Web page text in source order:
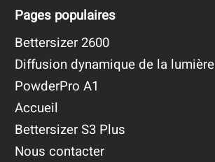
Pages populaires
Bettersizer 2600
Diffusion dynamique de la lumière
PowderPro A1
Accueil
Bettersizer S3 Plus
Nous contacter